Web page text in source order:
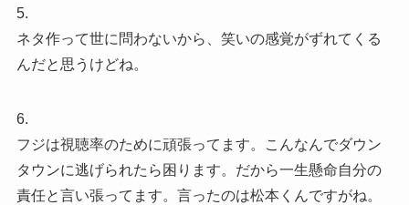
5.
ネタ作って世に問わないから、笑いの感覚がずれてくる
んだと思うけどね。
6.
フジは視聴率のために頑張ってます。こんなんでダウン
タウンに逃げられたら困ります。だから一生懸命自分の
責任と言い張ってます。言ったのは松本くんですがね。